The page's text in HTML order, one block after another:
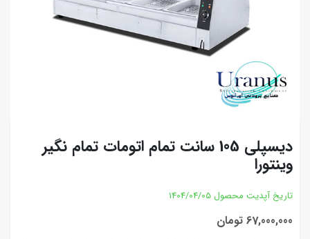
دیسپلی 105 سانت تمام اتومات تمام نگیر
وینتورا
تاریخ آپدیت محصول 1404/04/05
67,000,000 تومان